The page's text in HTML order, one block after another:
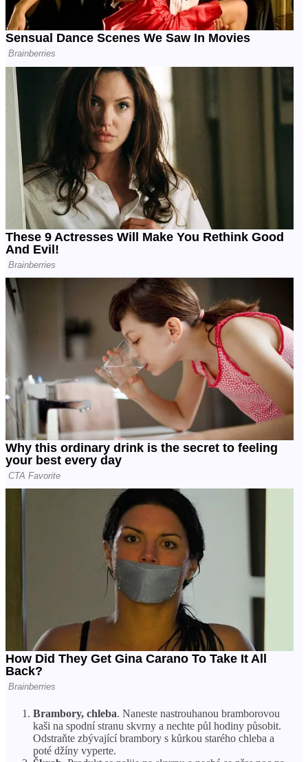
Brambory, chleba. Naneste nastrouhanou bramborovou
kaši na spodní stranu skvrny a nechte půl hodiny působit.
Odstraňte zbývající brambory s kůrkou starého chleba a
poté džíny vyperte.